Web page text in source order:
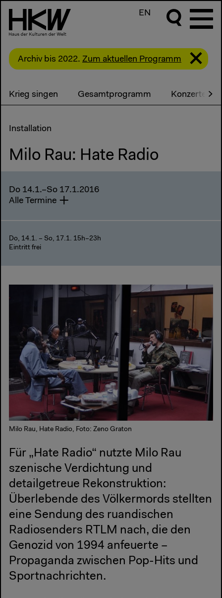
EN
Archiv bis 2022. Zum aktuellen Programm
Krieg singen Gesamtprogramm Konzerte
Installation
Milo Rau: Hate Radio
Do 14.1.–So 17.1.2016
Alle Termine
Do, 14.1. – So, 17.1. 15h–23h
Eintritt frei
Milo Rau, Hate Radio, Foto: Zeno Graton
Für „Hate Radio“ nutzte Milo Rau
szenische Verdichtung und
detailgetreue Rekonstruktion:
Überlebende des Völkermords stellten
eine Sendung des ruandischen
Radiosenders RTLM nach, die den
Genozid von 1994 anfeuerte –
Propaganda zwischen Pop-Hits und
Sportnachrichten.